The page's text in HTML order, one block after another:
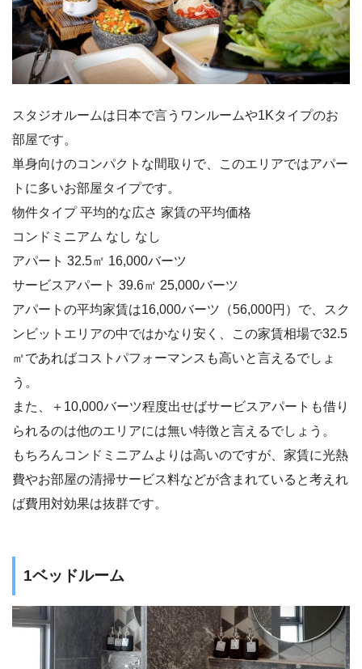
スタジオルームは日本で言うワンルームや1Kタイプのお
部屋です。
単身向けのコンパクトな間取りで、このエリアではアパー
トに多いお部屋タイプです。
物件タイプ 平均的な広さ 家賃の平均価格
コンドミニアム なし なし
アパート 32.5㎡ 16,000バーツ
サービスアパート 39.6㎡ 25,000バーツ
アパートの平均家賃は16,000バーツ（56,000円）で、スク
ンビットエリアの中ではかなり安く、この家賃相場で32.5
㎡であればコストパフォーマンスも高いと言えるでしょ
う。
また、＋10,000バーツ程度出せばサービスアパートも借り
られるのは他のエリアには無い特徴と言えるでしょう。
もちろんコンドミニアムよりは高いのですが、家賃に光熱
費やお部屋の清掃サービス料などが含まれていると考えれ
ば費用対効果は抜群です。
1ベッドルーム